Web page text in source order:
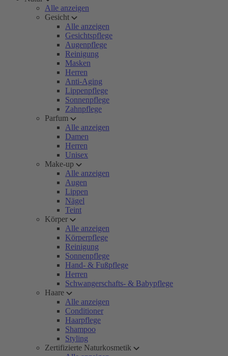
Alle anzeigen
Gesicht
Alle anzeigen
Gesichtspflege
Augenpflege
Reinigung
Masken
Herren
Anti-Aging
Lippenpflege
Sonnenpflege
Zahnpflege
Parfum
Alle anzeigen
Damen
Herren
Unisex
Make-up
Alle anzeigen
Augen
Lippen
Nägel
Teint
Körper
Alle anzeigen
Körperpflege
Reinigung
Sonnenpflege
Hand- & Fußpflege
Herren
Schwangerschafts- & Babypflege
Haare
Alle anzeigen
Conditioner
Haarpflege
Shampoo
Styling
Zertifizierte Naturkosmetik